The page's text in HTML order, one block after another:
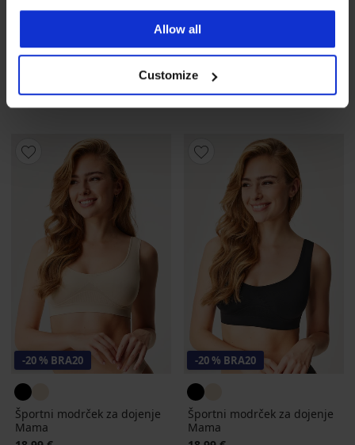
Allow all
Customize
Nepodložen modrček za
dojenje Mama Soft
23,19 €KodaBRA20
Nepodložen modrček Mama,
brez kosti
20,99 €
16,79 €KodaBRA20
-20 % BRA20
Športni modrček za dojenje
Mama
-20 % BRA20
Športni modrček za dojenje
Mama